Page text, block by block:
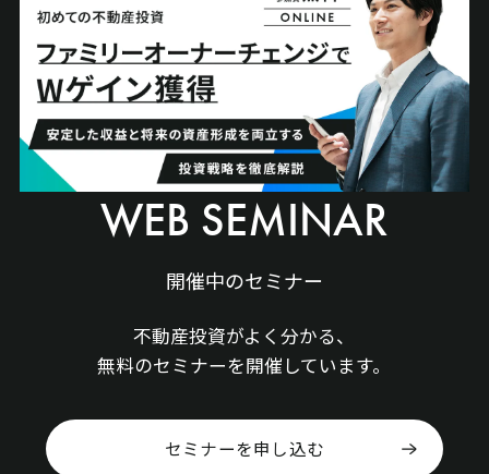
WEB SEMINAR
開催中のセミナー
不動産投資がよく分かる、
無料のセミナーを開催しています。
セミナーを申し込む
SMARG Wealthとは
SMARG Wealthとは
NEEDS
会員について
物件を探す